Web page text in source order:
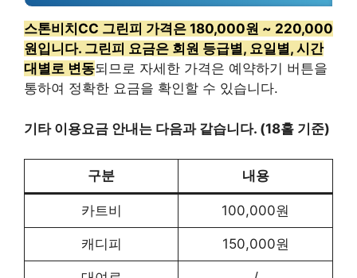
스톤비치CC 그린피 가격은 180,000원 ~ 220,000
원입니다. 그린피 요금은 회원 등급별, 요일별, 시간
대별로 변동되므로 자세한 가격은 예약하기 버튼을
통하여 정확한 요금을 확인할 수 있습니다.
기타 이용요금 안내는 다음과 같습니다. (18홀 기준)
구분 내용
카트비 100,000원
캐디피 150,000원